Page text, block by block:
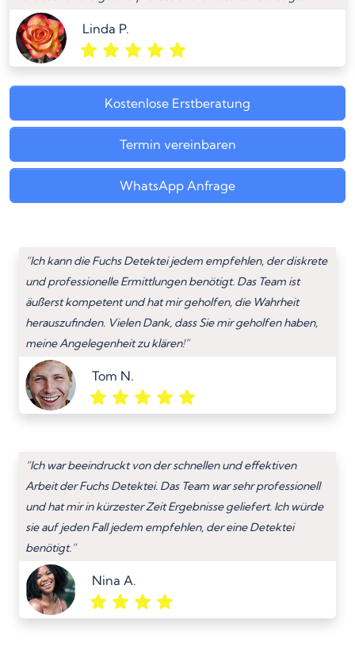
Linda P.
Kostenlose Erstberatung
Termin vereinbaren
WhatsApp Anfrage
“Ich kann die Fuchs Detektei jedem empfehlen, der diskrete
und professionelle Ermittlungen benötigt. Das Team ist
äußerst kompetent und hat mir geholfen, die Wahrheit
herauszufinden. Vielen Dank, dass Sie mir geholfen haben,
meine Angelegenheit zu klären!”
Tom N.
“Ich war beeindruckt von der schnellen und effektiven
Arbeit der Fuchs Detektei. Das Team war sehr professionell
und hat mir in kürzester Zeit Ergebnisse geliefert. Ich würde
sie auf jeden Fall jedem empfehlen, der eine Detektei
benötigt.”
Nina A.